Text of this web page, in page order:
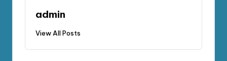
admin
View All Posts